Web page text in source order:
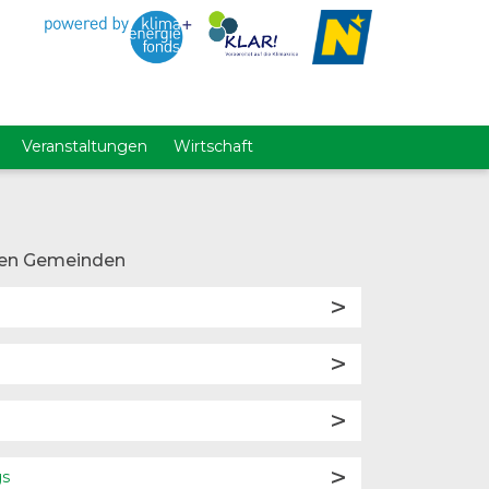
Veranstaltungen Wirtschaft
Gemeinden